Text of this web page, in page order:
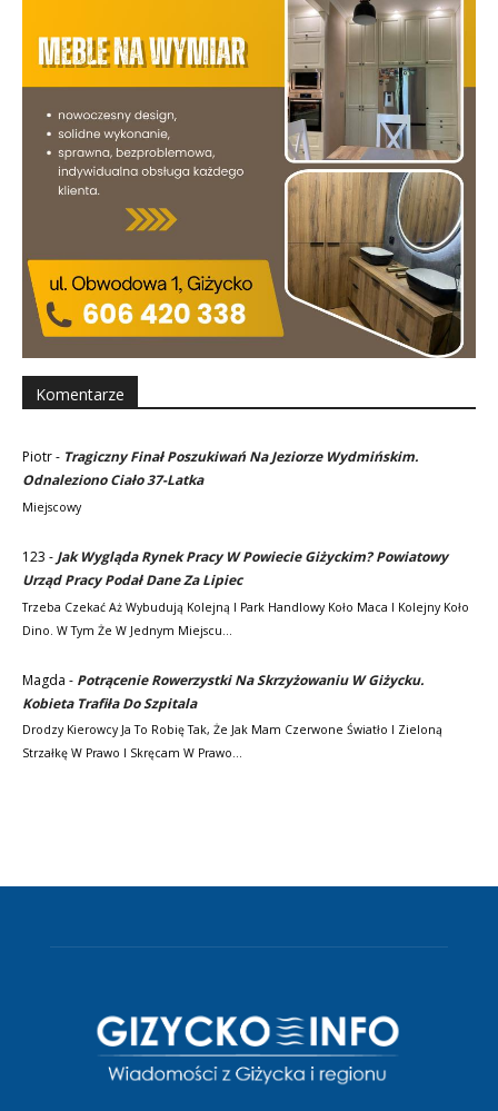
Komentarze
Piotr- Tragiczny Finał Poszukiwań Na Jeziorze Wydmińskim.
Odnaleziono Ciało 37-Latka
Miejscowy
123 - Jak Wygląda Rynek Pracy W Powiecie Giżyckim? Powiatowy
Urząd Pracy Podał Dane Za Lipiec
Trzeba Czekać Aż Wybudują Kolejną I Park Handlowy Koło Maca I Kolejny Koło
Dino. W Tym Że W Jednym Miejscu…
Magda - Potrącenie Rowerzystki Na Skrzyżowaniu W Giżycku.
Kobieta Trafiła Do Szpitala
Drodzy Kierowcy Ja To Robię Tak, Że Jak Mam Czerwone Światło I Zieloną
Strzałkę W Prawo I Skręcam W Prawo…